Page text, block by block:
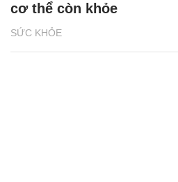
SỨC KHỎE
cơ thể còn khỏe